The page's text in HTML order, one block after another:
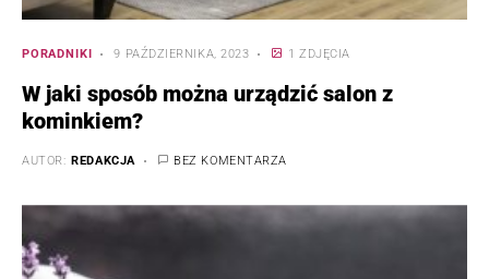
PORADNIKI 9 PAŹDZIERNIKA, 2023 1 ZDJĘCIA
W jaki sposób można urządzić salon z
kominkiem?
AUTOR: REDAKCJA BEZ KOMENTARZA